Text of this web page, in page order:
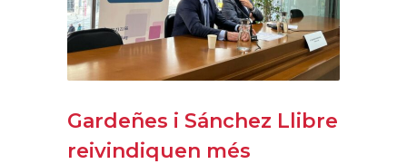
Gardeñes i Sánchez Llibre
reivindiquen més